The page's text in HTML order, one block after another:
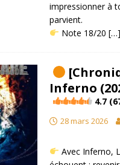
impressionner à
parvient.
​ Note 18/20 […]
Inferno
4.7
28 mars 2026
Avec Inferno,